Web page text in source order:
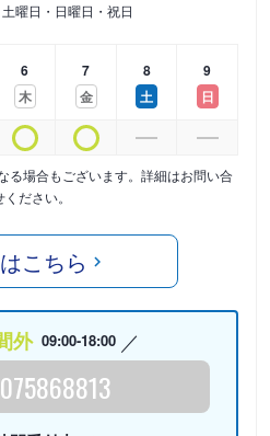
土曜日・日曜日・祝日
6
木
7
金
8
土
9
日
る場合もございます。詳細はお問い合
ください。
こちら
外 09:00-18:00